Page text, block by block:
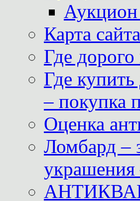
Аукцион
Карта сайта
Где
Где
– покупка
Оценка
Ломбард –
украшения